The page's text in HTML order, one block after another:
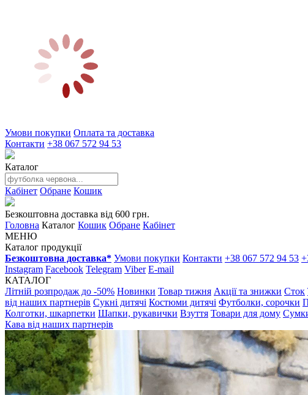
Умови покупки Оплата та доставка
Контакти +38 067 572 94 53
Каталог
Кабінет Обране Кошик
Безкоштовна доставка від 600 грн.
Головна Каталог Кошик Обране Кабінет
МЕНЮ
Каталог продукції
Безкоштовна доставка* Умови покупки Контакти +38 067 572 94 53
Instagram Facebook Telegram Viber E-mail
КАТАЛОГ
Літній розпродаж до -50% Новинки Товар тижня Акції та знижки Сток
від наших партнерів Сукні дитячі Костюми дитячі Футболки, сорочки
Колготки, шкарпетки Шапки, рукавички Взуття Товари для дому
Кава від наших партнерів